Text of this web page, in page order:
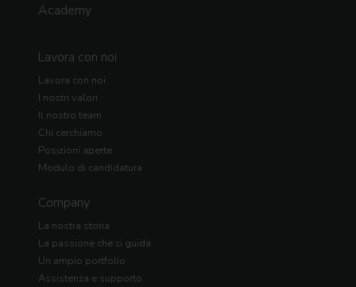
Academy
Lavora con noi
Lavora con noi
I nostri valori
Il nostro team
Chi cerchiamo
Posizioni aperte
Modulo di candidatura
Company
La nostra storia
La passione che ci guida
Un ampio portfolio
Assistenza e supporto